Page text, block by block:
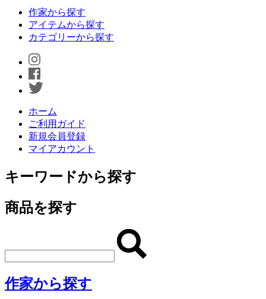
作家から探す
アイテムから探す
カテゴリーから探す
ホーム
ご利用ガイド
新規会員登録
マイアカウント
キーワードから探す
商品を探す
作家から探す